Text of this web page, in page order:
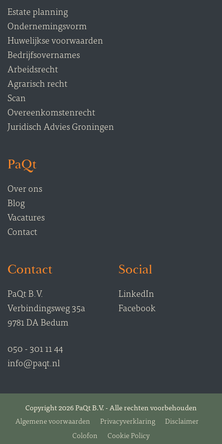
Estate planning
Ondernemingsvorm
Huwelijkse voorwaarden
Bedrijfsovernames
Arbeidsrecht
Agrarisch recht
Scan
Overeenkomstenrecht
Juridisch Advies Groningen
PaQt
Over ons
Blog
Vacatures
Contact
Contact
PaQt B.V.
Verbindingsweg 35a
9781 DA Bedum
050 - 301 11 44
info@paqt.nl
Social
LinkedIn
Facebook
Copyright 2026 PaQt B.V. - Alle rechten voorbehouden
Algemene voorwaarden
Privacyverklaring
Disclaimer
Colofon
Cookie Policy